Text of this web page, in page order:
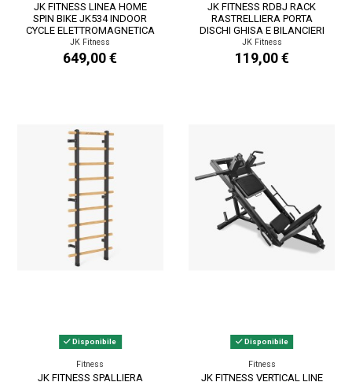
JK FITNESS LINEA HOME
SPIN BIKE JK534 INDOOR
CYCLE ELETTROMAGNETICA
TRASMISSIONE A...
JK Fitness
649,00 €
JK FITNESS RDBJ RACK
RASTRELLIERA PORTA
DISCHI GHISA E BILANCIERI
Ø 25 MM 55 X 60,5 X...
JK Fitness
119,00 €
Disponibile
Fitness
JK FITNESS SPALLIERA
Disponibile
Fitness
JK FITNESS VERTICAL LINE